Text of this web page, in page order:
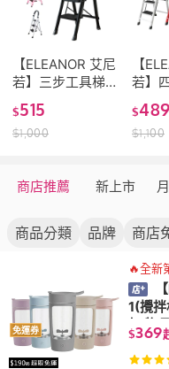
【ELEANOR 艾尼
若】三步工具梯
梯子 折疊梯 人字
梯 多功能 梯子 工
$515
$1,000
【
若】
梯子
梯 多
作梯
$489
$1,100
商店推薦 新上市
商品分類 品牌 商店
免運券
🔥全新
1(攪拌杯 自
杯 物
$369